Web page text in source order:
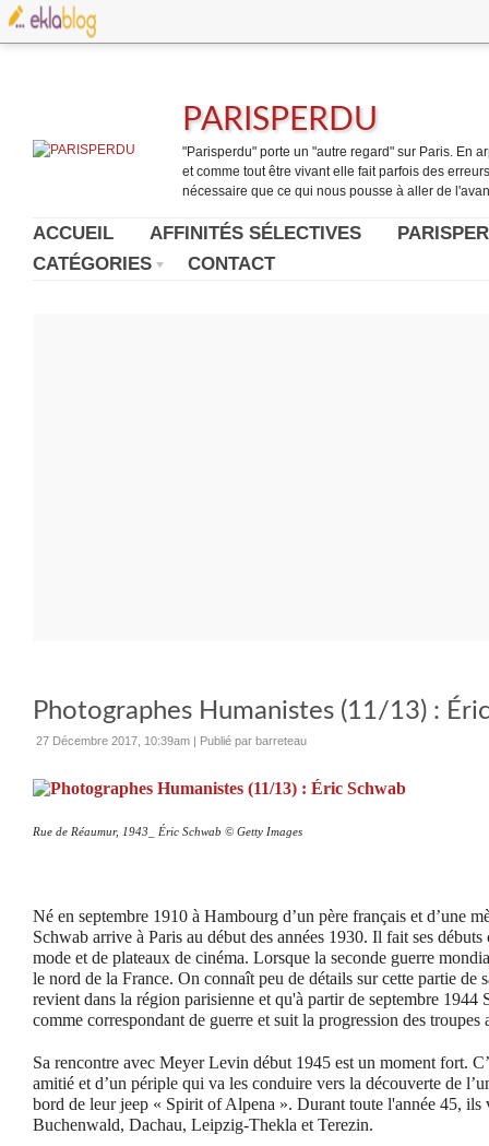
PARISPERDU
"Parisperdu" porte un "autre regard" sur Paris. En
et comme tout être vivant elle fait parfois des
nécessaire que ce qui nous pousse à aller de
ACCUEIL AFFINITÉS SÉLECTIVES
CATÉGORIES
CONTACT
Photographes Humanistes (11/13) :
27 Décembre 2017, 10:39am | Publié par barreteau
Rue de Réaumur, 1943_ Éric Schwab © Getty Images
Né en septembre 1910 à Hambourg d’un père français et d’une
Schwab arrive à Paris au début des années 1930. Il fait ses
mode et de plateaux de cinéma. Lorsque la seconde guerre
le nord de la France. On connaît peu de détails sur cette partie de
revient dans la région parisienne et qu'à partir de septembre 1944
comme correspondant de guerre et suit la progression des troupes
Sa rencontre avec Meyer Levin début 1945 est un moment fort.
amitié et d’un périple qui va les conduire vers la découverte de
bord de leur jeep « Spirit of Alpena ». Durant toute l'année 45, ils
Buchenwald, Dachau, Leipzig-Thekla et Terezin.